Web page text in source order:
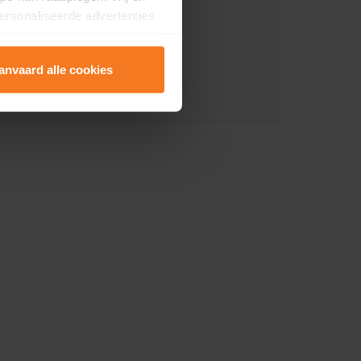
advertenties
alle cookies